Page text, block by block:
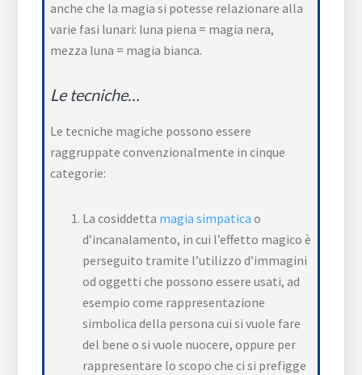
anche che la magia si potesse relazionare alla
varie fasi lunari: luna piena = magia nera,
mezza luna = magia bianca.
Le tecniche…
Le tecniche magiche possono essere
raggruppate convenzionalmente in cinque
categorie:
La cosiddetta magia simpatica o
d’incanalamento, in cui l’effetto magico è
perseguito tramite l’utilizzo d’immagini
od oggetti che possono essere usati, ad
esempio come rappresentazione
simbolica della persona cui si vuole fare
del bene o si vuole nuocere, oppure per
rappresentare lo scopo che ci si prefigge